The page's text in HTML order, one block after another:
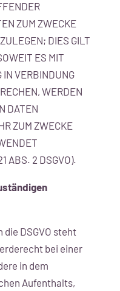
ZUM ZWECKE
DIES GILT
ES MIT
IN VERBINDUNG
WERDEN
DATEN
ZUM ZWECKE
ABS. 2 DSGVO).
die DSGVO steht
bei einer
in dem
Aufenthalts,